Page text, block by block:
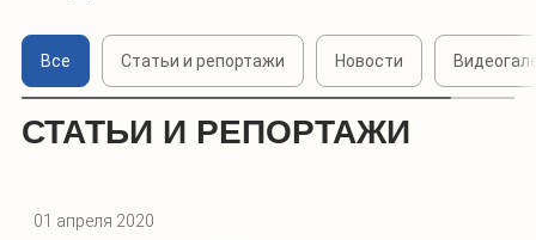
Все Статьи и репортажи Новости
СТАТЬИ И РЕПОРТАЖИ
01 апреля 2020